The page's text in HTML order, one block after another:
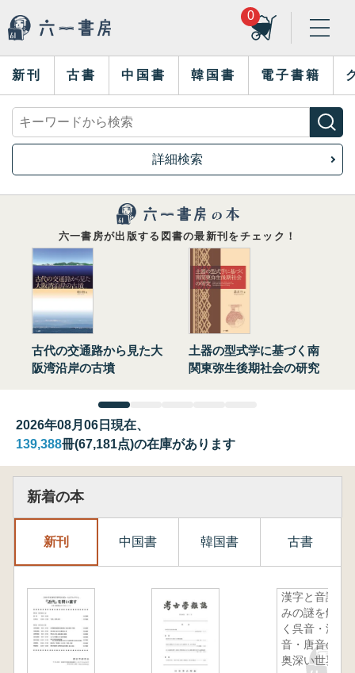
0
新刊 古書 中国書 韓国書 電子書籍
詳細検索
六一書房が出版する図書の最新刊をチェック！
古代の交通路から見た大
阪湾沿岸の古墳
土器の型式学に基づく南
関東弥生後期社会の研究
2026年08月06日現在、
139,388冊(67,181点)の在庫があります
新着の本
新刊 中国書 韓国書 古書
漢字と音読
みの謎を解
く呉音・漢
音・唐音の
奥深い世界